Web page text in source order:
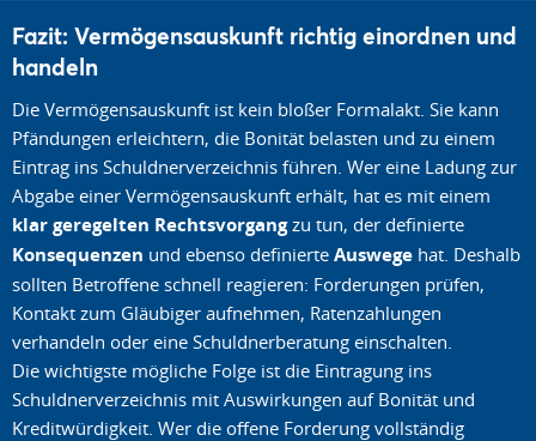
Fazit: Vermögensauskunft richtig einordnen und
handeln
Die Vermögensauskunft ist kein bloßer Formalakt. Sie kann
Pfändungen erleichtern, die Bonität belasten und zu einem
Eintrag ins Schuldnerverzeichnis führen. Wer eine Ladung zur
Abgabe einer Vermögensauskunft erhält, hat es mit einem
klar geregelten Rechtsvorgangzu tun, der definierte
Konsequenzen und ebenso definierte Auswege hat. Deshalb
sollten Betroffene schnell reagieren: Forderungen prüfen,
Kontakt zum Gläubiger aufnehmen, Ratenzahlungen
verhandeln oder eine Schuldnerberatung einschalten.
Die wichtigste mögliche Folge ist die Eintragung ins
Schuldnerverzeichnis mit Auswirkungen auf Bonität und
Kreditwürdigkeit. Wer die offene Forderung vollständig